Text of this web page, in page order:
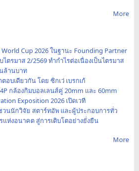
More
World Cup 2026 ในฐานะ Founding Partner
ตรมาส 2/2569 ทำกำไรต่อเนื่องเป็นไตรมาส
ล้านบาท
บเดียวกัน โดย ซิกเว่ เบรกเก้
กล้องกิมบอลเลนส์คู่ 20mm และ 60mm
Exposition 2026 เปิดเวที
วนนักวิจัย สตาร์ทอัพ และผู้ประกอบการทั่ว
แห่งอนาคต สู่การเติบโตอย่างยั่งยืน
More